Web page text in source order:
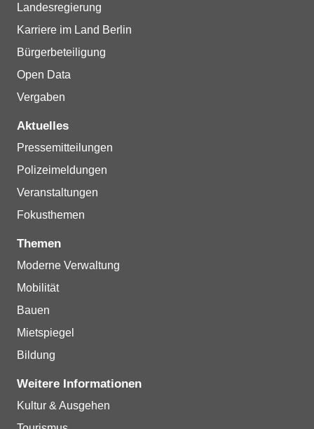
Landesregierung
Karriere im Land Berlin
Bürgerbeteiligung
Open Data
Vergaben
Aktuelles
Pressemitteilungen
Polizeimeldungen
Veranstaltungen
Fokusthemen
Themen
Moderne Verwaltung
Mobilität
Bauen
Mietspiegel
Bildung
Weitere Informationen
Kultur & Ausgehen